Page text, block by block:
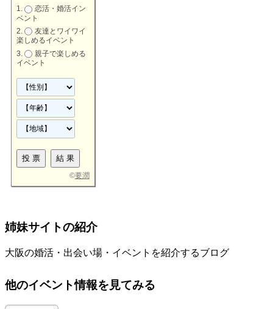
恋活・婚活イン
ベント
友達とワイワイ
楽しめるイベント
親子で楽しめる
イベント
©要潤
姉妹サイトの紹介
大阪の婚活・出会い場・イベントを紹介するブログ
他のイベント情報を見てみる